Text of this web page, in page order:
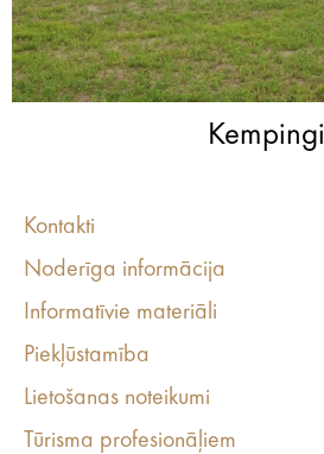
Kempingi
Kontakti
Noderīga informācija
Informatīvie materiāli
Piekļūstamība
Lietošanas noteikumi
Tūrisma profesionāļiem